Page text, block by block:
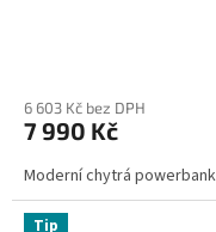
6 603 Kč bez DPH
7 990 Kč
Moderní chytrá
Tip